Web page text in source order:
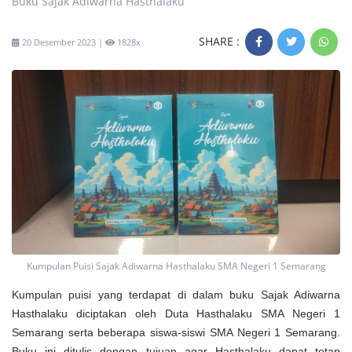
20 Desember 2023 | 1828x SHARE :
Kumpulan Puisi Sajak Adiwarna Hasthalaku SMA Negeri 1 Semarang
Kumpulan puisi yang terdapat di dalam buku Sajak Adiwarna
Hasthalaku diciptakan oleh Duta Hasthalaku SMA Negeri 1
Semarang serta beberapa siswa-siswi SMA Negeri 1 Semarang.